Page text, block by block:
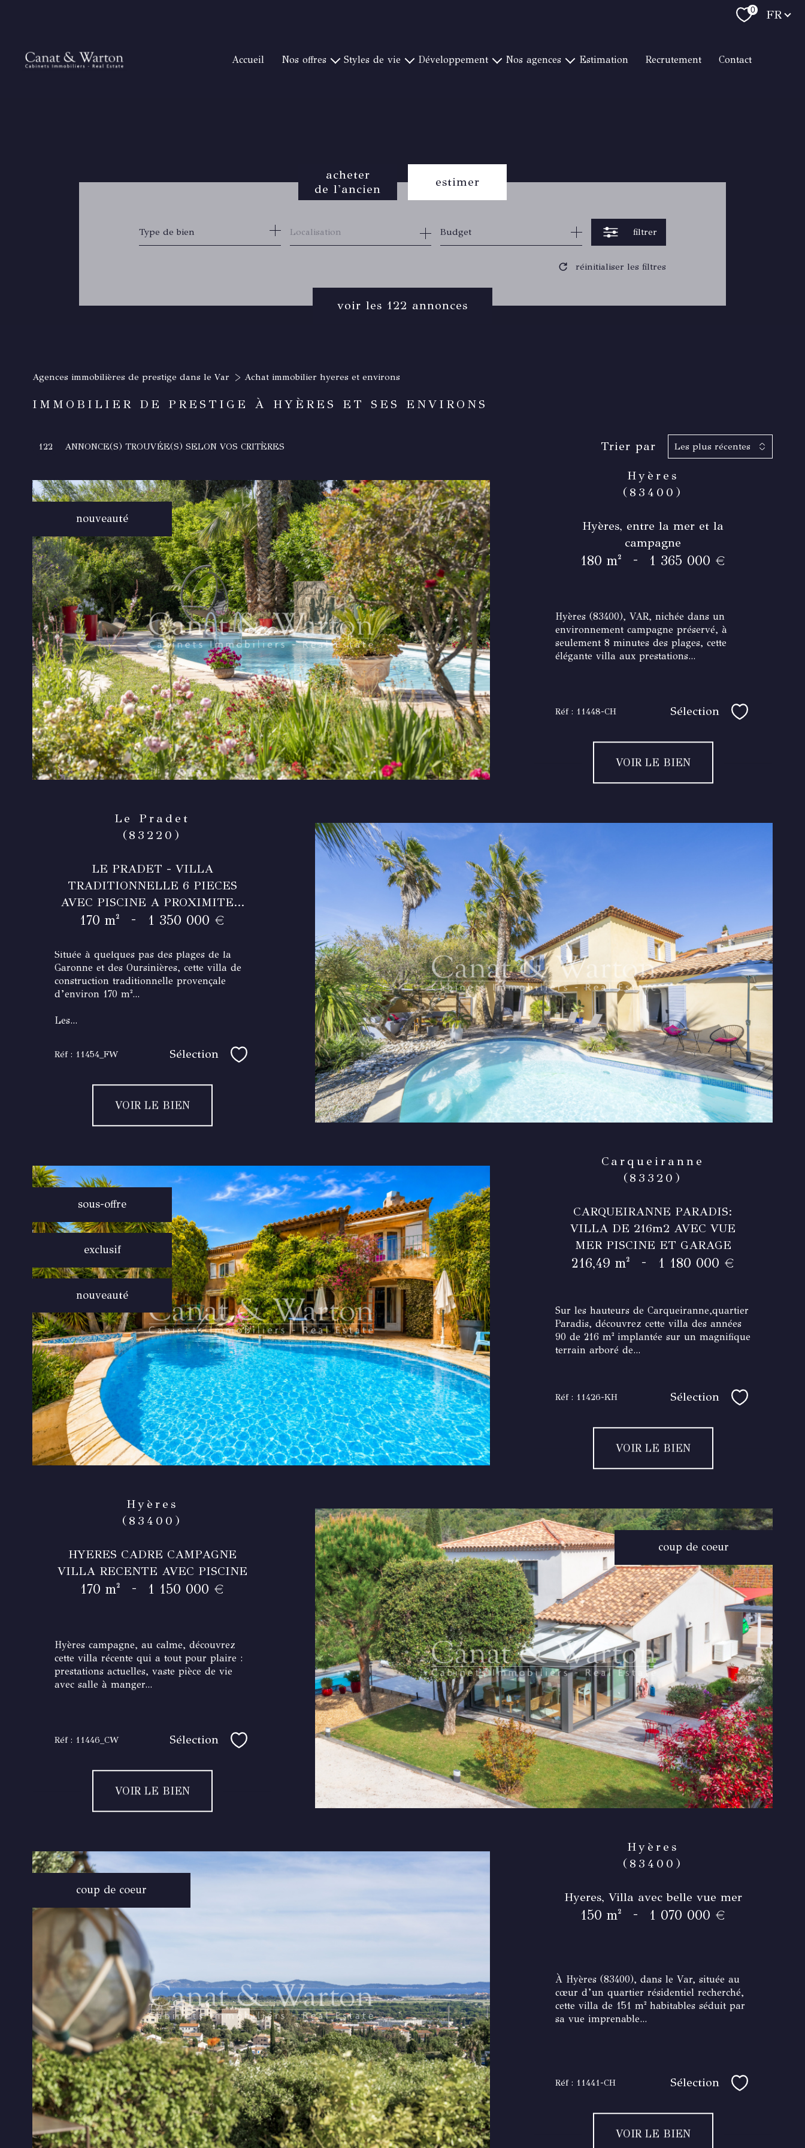
0 Langue
FR
accueil nos offres
RAYOL CANADEL ET SA RÉGION
styles de vie développement nos agences
CANAT & WARTON CAVALAIRE
estimation recrutement contact
acheter
de l'ancien
du neuf
estimer
Type de bien Budget filtrer
voir les 122 annonces
réinitialiser les filtres
Agences immobilières de prestige dans le Var Achat immobilier hyeres et environs
IMMOBILIER DE PRESTIGE À HYÈRES ET SES ENVIRONS
122 ANNONCE(S) TROUVÉE(S) SELON VOS CRITÈRES Trier par Les plus récentes
nouveauté
Hyères
(83400)
Hyères, entre la mer et la
campagne
180 m² - 1 365 000 €
Hyères (83400), VAR, nichée dans un
environnement campagne préservé, à
seulement 8 minutes des plages, cette
élégante villa aux prestations...
Réf : 11448-CH Sélection Sélectionner
VOIR LE BIEN
Le Pradet
(83220)
LE PRADET - VILLA
TRADITIONNELLE 6 PIECES
AVEC PISCINE A PROXIMITE...
170 m² - 1 350 000 €
Située à quelques pas des plages de la
Garonne et des Oursinières, cette villa de
construction traditionnelle provençale
d’environ 170 m²...
Les...
Réf : 11454_FW Sélection Sélectionner
VOIR LE BIEN
sous-offre
exclusif
nouveauté
Carqueiranne
(83320)
CARQUEIRANNE PARADIS:
VILLA DE 216m2 AVEC VUE
MER PISCINE ET GARAGE
216,49 m² - 1 180 000 €
Sur les hauteurs de Carqueiranne,quartier
Paradis, découvrez cette villa des années
90 de 216 m² implantée sur un magnifique
terrain arboré de...
Réf : 11426-KH Sélection Sélectionner
VOIR LE BIEN
coup de coeur
Hyères
(83400)
HYERES CADRE CAMPAGNE
VILLA RECENTE AVEC PISCINE
170 m² - 1 150 000 €
Hyères campagne, au calme, découvrez
cette villa récente qui a tout pour plaire :
prestations actuelles, vaste pièce de vie
avec salle à manger...
Réf : 11446_CW Sélection Sélectionner
VOIR LE BIEN
coup de coeur
Hyères
(83400)
Hyeres, Villa avec belle vue mer
150 m² - 1 070 000 €
À Hyères (83400), dans le Var, située au
cœur d’un quartier résidentiel recherché,
cette villa de 151 m² habitables séduit par
sa vue imprenable...
Réf : 11441-CH Sélection Sélectionner
VOIR LE BIEN